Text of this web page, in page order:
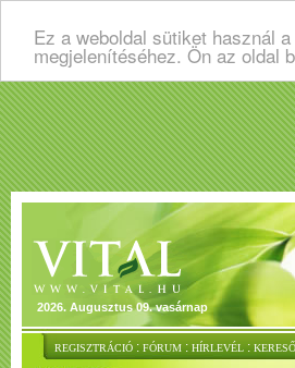
Ez a weboldal sütiket használ
megjelenítéséhez. Ön az oldal
2026. Augusztus 09. vasárnap
REGISZTRÁCIÓ : FÓRUM : HÍRLEVÉL :